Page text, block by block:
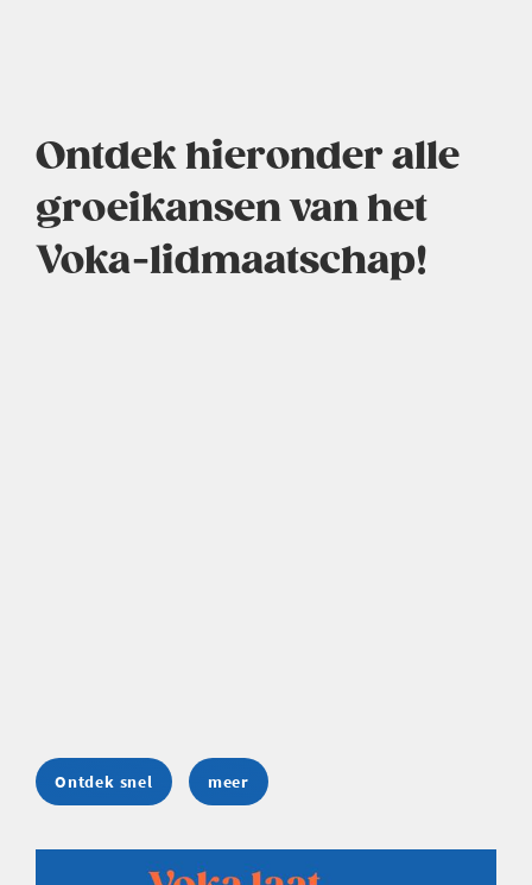
Ontdek hieronder alle
groeikansen van het
Voka-lidmaatschap!
Ontdek snel meer